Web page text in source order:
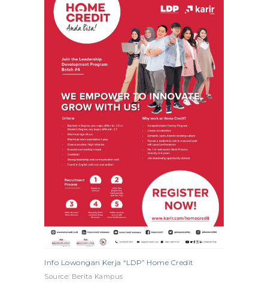
Info Lowongan Kerja “LDP” Home Credit
Source: Berita Kampus